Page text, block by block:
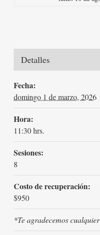
Detalles
Fecha:
domingo 1 de marzo, 2026
Hora:
11:30 hrs.
Sesiones:
8
Costo de recuperación:
$950
*Te agradecemos